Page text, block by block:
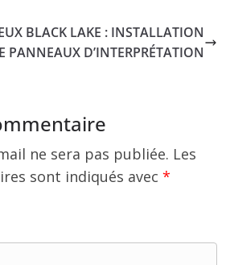
BLACK LAKE : INSTALLATION
PANNEAUX D’INTERPRÉTATION
ne sera pas publiée. Les
sont indiqués avec *